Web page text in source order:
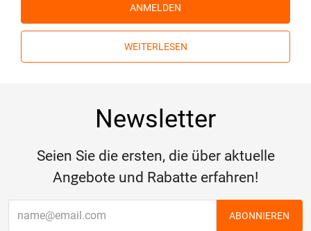
ANMELDEN
WEITERLESEN
Newsletter
Seien Sie die ersten, die über aktuelle
Angebote und Rabatte erfahren!
ABONNIEREN